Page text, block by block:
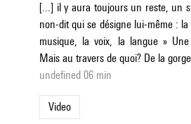
[...] il y aura toujours un reste, un
non-dit qui se désigne lui-même : la
musique, la voix, la langue »
Mais au travers de quoi? De la
undefined 06 min
Video